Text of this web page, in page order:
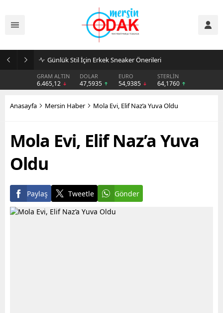
Günlük Stil İçin Erkek Sneaker Önerileri
GRAM ALTIN
6.465,12
DOLAR
47,5935
EURO
54,9385
STERLİN
64,1760
Anasayfa Mersin Haber Mola Evi, Elif Naz’a Yuva Oldu
Mola Evi, Elif Naz’a Yuva
Oldu
Paylaş Tweetle Gönder